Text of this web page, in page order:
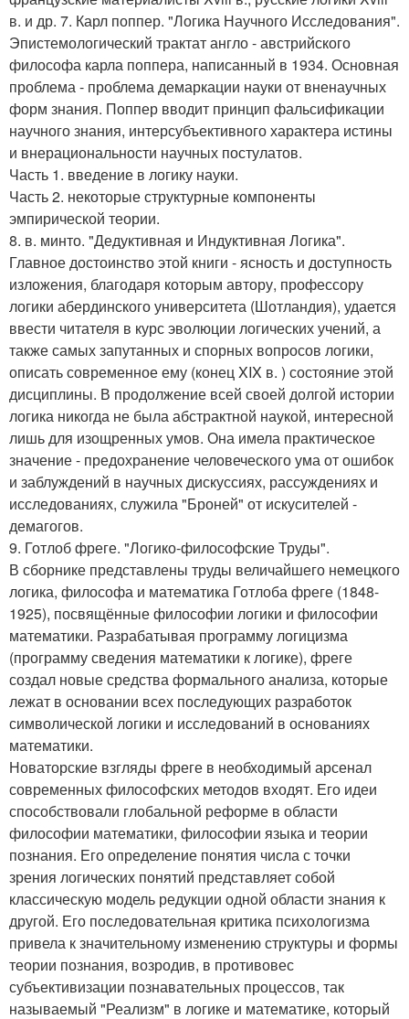
в. и др. 7. Карл поппер. "Логика Научного Исследования".
Эпистемологический трактат англо - австрийского
философа карла поппера, написанный в 1934. Основная
проблема - проблема демаркации науки от вненаучных
форм знания. Поппер вводит принцип фальсификации
научного знания, интерсубъективного характера истины
и внерациональности научных постулатов.
Часть 1. введение в логику науки.
Часть 2. некоторые структурные компоненты
эмпирической теории.
8. в. минто. "Дедуктивная и Индуктивная Логика".
Главное достоинство этой книги - ясность и доступность
изложения, благодаря которым автору, профессору
логики абердинского университета (Шотландия), удается
ввести читателя в курс эволюции логических учений, а
также самых запутанных и спорных вопросов логики,
описать современное ему (конец XIX в. ) состояние этой
дисциплины. В продолжение всей своей долгой истории
логика никогда не была абстрактной наукой, интересной
лишь для изощренных умов. Она имела практическое
значение - предохранение человеческого ума от ошибок
и заблуждений в научных дискуссиях, рассуждениях и
исследованиях, служила "Броней" от искусителей -
демагогов.
9. Готлоб фреге. "Логико-философские Труды".
В сборнике представлены труды величайшего немецкого
логика, философа и математика Готлоба фреге (1848-
1925), посвящённые философии логики и философии
математики. Разрабатывая программу логицизма
(программу сведения математики к логике), фреге
создал новые средства формального анализа, которые
лежат в основании всех последующих разработок
символической логики и исследований в основаниях
математики.
Новаторские взгляды фреге в необходимый арсенал
современных философских методов входят. Его идеи
способствовали глобальной реформе в области
философии математики, философии языка и теории
познания. Его определение понятия числа с точки
зрения логических понятий представляет собой
классическую модель редукции одной области знания к
другой. Его последовательная критика психологизма
привела к значительному изменению структуры и формы
теории познания, возродив, в противовес
субъективизации познавательных процессов, так
называемый "Реализм" в логике и математике, который